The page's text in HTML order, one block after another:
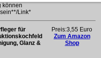
können
Link*
für
Glanz &
Preis:3,55 Euro
Zum Amazon
Shop